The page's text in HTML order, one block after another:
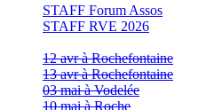
STAFF Forum Assos
STAFF RVE 2026
12 avr à Rochefontaine
13 avr à Rochefontaine
03 mai à Vodelée
10 mai à Roche